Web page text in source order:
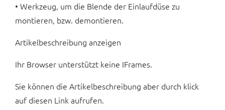
• Werkzeug, um die Blende der Einlaufdüse zu
montieren, bzw. demontieren.
Artikelbeschreibung anzeigen
Ihr Browser unterstützt keine IFrames.
Sie können die Artikelbeschreibung aber durch klick
auf diesen Link aufrufen.